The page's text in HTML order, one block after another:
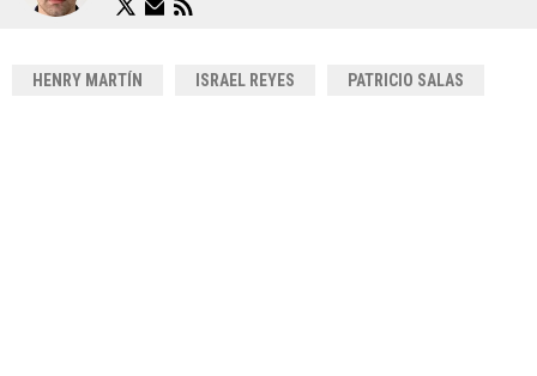
HENRY MARTÍN ISRAEL REYES PATRICIO SALAS